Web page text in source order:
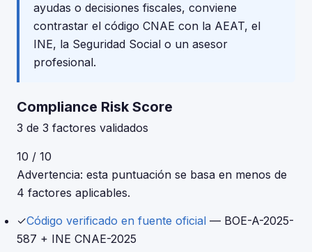
ayudas o decisiones fiscales, conviene
contrastar el código CNAE con la AEAT, el
INE, la Seguridad Social o un asesor
profesional.
Compliance Risk Score
3 de 3 factores validados
10 / 10
Advertencia: esta puntuación se basa en menos de
4 factores aplicables.
✓Código verificado en fuente oficial — BOE-A-2025-
587 + INE CNAE-2025